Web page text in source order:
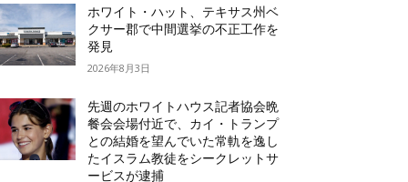
ホワイト・ハット、テキサス州ベ
クサー郡で中間選挙の不正工作を
発見
2026年8月3日
先週のホワイトハウス記者協会晩
餐会会場付近で、カイ・トランプ
との結婚を望んでいた常軌を逸し
たイスラム教徒をシークレットサ
ービスが逮捕